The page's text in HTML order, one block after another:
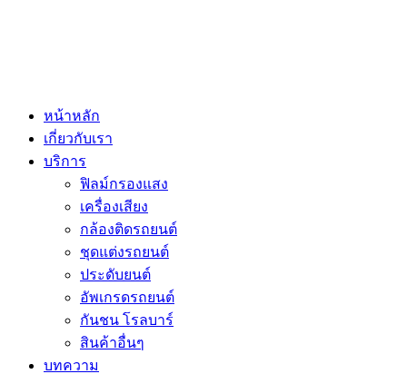
หน้าหลัก
เกี่ยวกับเรา
บริการ
ฟิลม์กรองแสง
เครื่องเสียง
กล้องติดรถยนต์
ชุดแต่งรถยนต์
ประดับยนต์
อัพเกรดรถยนต์
กันชน โรลบาร์
สินค้าอื่นๆ
บทความ